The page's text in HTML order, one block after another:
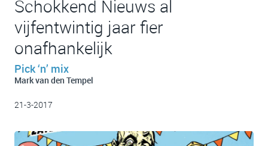
Schokkend Nieuws al
vijfentwintig jaar fier
onafhankelijk
Pick ‘n’ mix
Mark van den Tempel
21-3-2017